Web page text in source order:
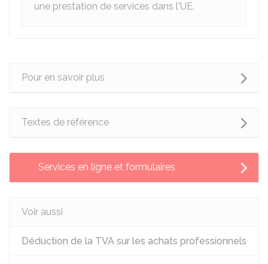
une prestation de services dans l'UE.
Pour en savoir plus
Textes de référence
Services en ligne et formulaires
Voir aussi
Déduction de la TVA sur les achats professionnels